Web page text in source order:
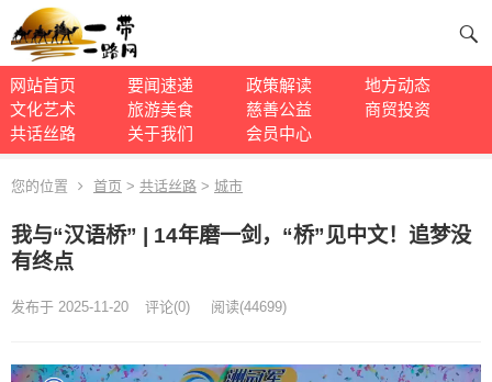
网站首页 要闻速递 政策解读
地方动态
文化艺术
旅游美食 慈善公益
商贸投资
共话丝路
关于我们 会员中心
您的位置 首页 > 共话丝路 > 城市
我与“汉语桥” | 14年磨一剑，“桥”见中文！追梦没
有终点
发布于 2025-11-20 评论(0) 阅读(44699)